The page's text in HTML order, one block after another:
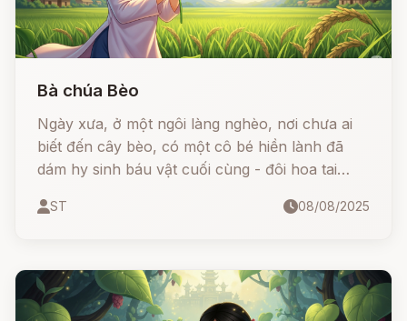
Bà chúa Bèo
Ngày xưa, ở một ngôi làng nghèo, nơi chưa ai
biết đến cây bèo, có một cô bé hiền lành đã
dám hy sinh báu vật cuối cùng - đôi hoa tai
khỏi mất mùa. Nhờ tấm lòng nhân hậu, cô
người dân tôn kính cô là Bà Chúa Bèo và lập
đền thờ tại Thái Bình.
ST 08/08/2025